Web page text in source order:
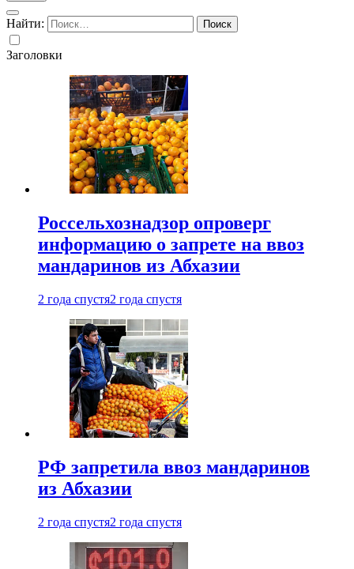
Найти:
Заголовки
Россельхознадзор опроверг
информацию о запрете на ввоз
мандаринов из Абхазии
2 года спустя2 года спустя
РФ запретила ввоз мандаринов
из Абхазии
2 года спустя2 года спустя